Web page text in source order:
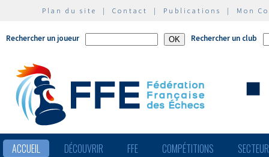
Plan du site | Contact | Publications | Mon
Rechercher un joueur Rechercher un club
ACCUEIL DÉCOUVRIR FFE COMPÉTITIONS